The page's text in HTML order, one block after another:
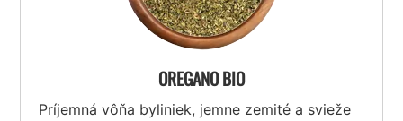
OREGANO BIO
Príjemná vôňa byliniek, jemne zemité a svieže